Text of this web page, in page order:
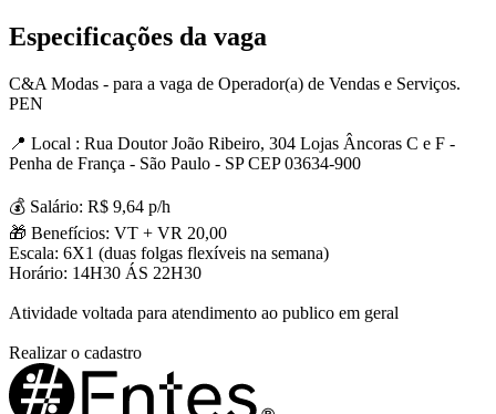
Especificações da vaga
C&A Modas - para a vaga de Operador(a) de Vendas e Serviços.
PEN
📍 Local : Rua Doutor João Ribeiro, 304 Lojas Âncoras C e F -
Penha de França - São Paulo - SP CEP 03634-900
💰 Salário: R$ 9,64 p/h
🎁 Benefícios: VT + VR 20,00
Escala: 6X1 (duas folgas flexíveis na semana)
Horário: 14H30 ÁS 22H30
Atividade voltada para atendimento ao publico em geral
Realizar o cadastro